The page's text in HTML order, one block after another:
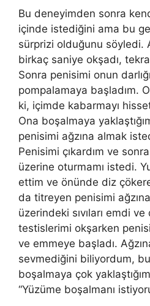
Bu deneyimden sonra
içinde istediğini ama bu
sürprizi olduğunu söyledi.
birkaç saniye okşadı,
Sonra penisimi onun
pompalamaya başladım.
ki, içimde kabarmayı
Ona boşalmaya
penisimi ağzına almak
Penisimi çıkardım ve
üzerine oturmamı istedi.
ettim ve önünde diz
da titreyen penisimi
üzerindeki sıvıları emdi
testislerimi okşarken
ve emmeye başladı.
sevmediğini biliyordum,
boşalmaya çok
“Yüzüme boşalmanı